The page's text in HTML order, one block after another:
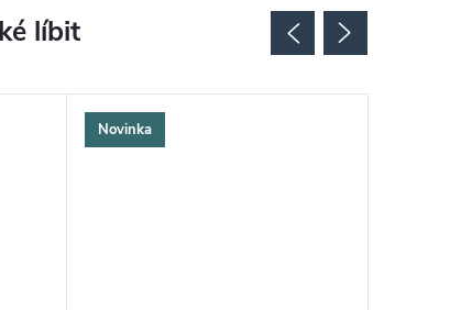
Novinka